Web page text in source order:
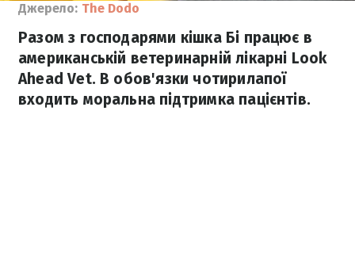
Джерело: The Dodo
Разом з господарями кішка Бі працює в
американській ветеринарній лікарні Look
Ahead Vet. В обов'язки чотирилапої
входить моральна підтримка пацієнтів.